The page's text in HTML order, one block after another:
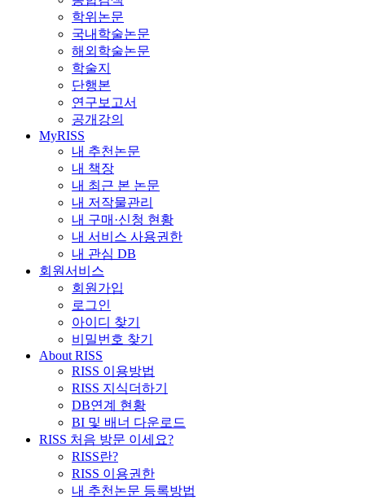
학위논문
국내학술논문
해외학술논문
학술지
단행본
연구보고서
공개강의
MyRISS
내 추천논문
내 책장
내 최근 본 논문
내 저작물관리
내 구매·신청 현황
내 서비스 사용권한
내 관심 DB
회원서비스
회원가입
로그인
아이디 찾기
비밀번호 찾기
About RISS
RISS 이용방법
RISS 지식더하기
DB연계 현황
BI 및 배너 다운로드
RISS 처음 방문 이세요?
RISS란?
RISS 이용권한
내 추천논문 등록방법